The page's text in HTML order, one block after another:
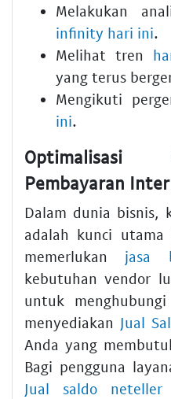
Melakukan
infinity hari ini.
Melihat tren
yang terus
Mengikuti
ini.
Optimalisasi
Pembayaran
Dalam dunia bisnis,
adalah kunci utama
memerlukan jasa
kebutuhan vendor
untuk
menyediakan Jual
Anda yang
Bagi pengguna
Jual saldo neteller